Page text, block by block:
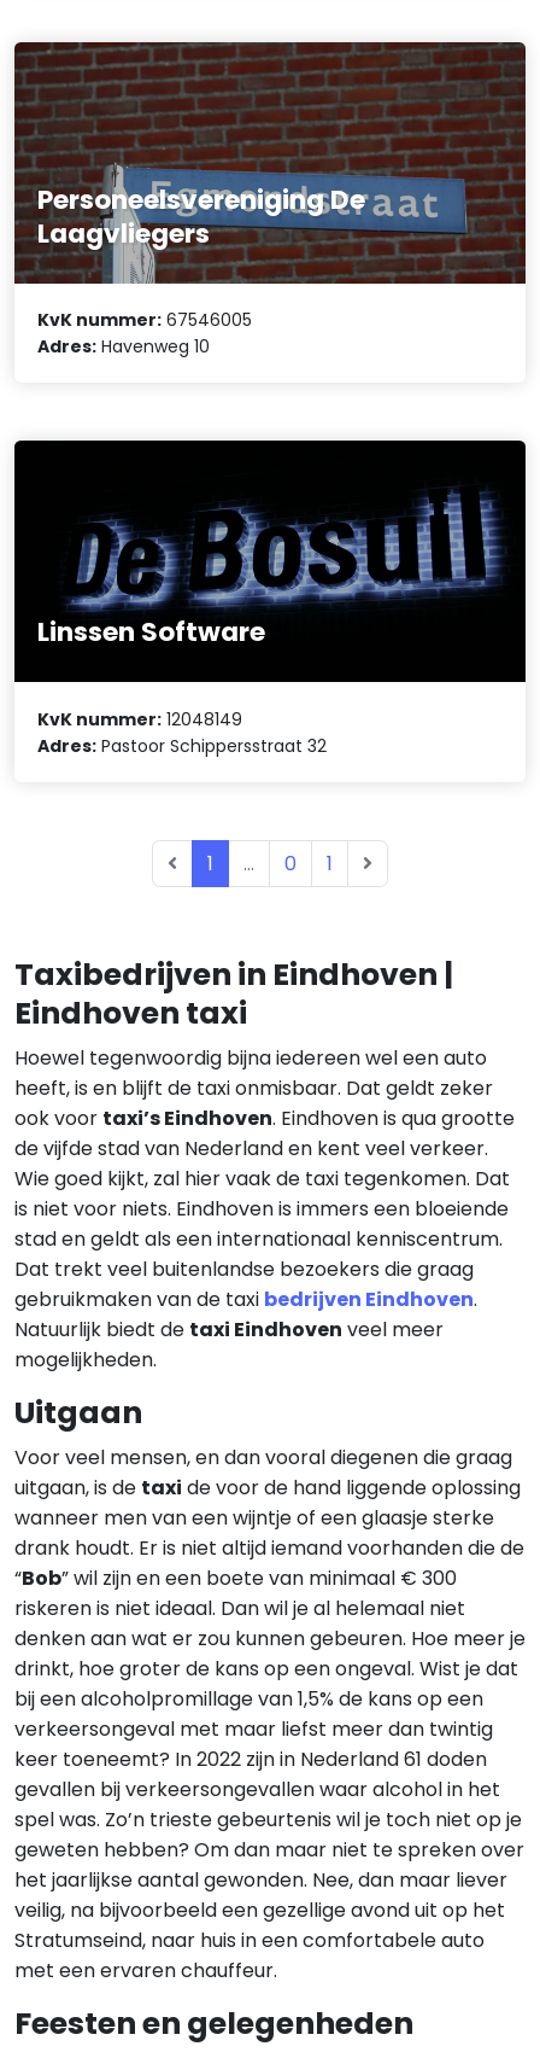
Personeelsvereniging De
Laagvliegers
KvK nummer: 67546005
Adres: Havenweg 10
Linssen Software
KvK nummer: 12048149
Adres: Pastoor Schippersstraat 32
1 ... 0 1
Taxibedrijven in Eindhoven |
Eindhoven taxi
Hoewel tegenwoordig bijna iedereen wel een auto
heeft, is en blijft de taxi onmisbaar. Dat geldt zeker
ook voor taxi’s Eindhoven. Eindhoven is qua grootte
de vijfde stad van Nederland en kent veel verkeer.
Wie goed kijkt, zal hier vaak de taxi tegenkomen. Dat
is niet voor niets. Eindhoven is immers een bloeiende
stad en geldt als een internationaal kenniscentrum.
Dat trekt veel buitenlandse bezoekers die graag
gebruikmaken van de taxi bedrijven Eindhoven.
Natuurlijk biedt de taxi Eindhoven veel meer
mogelijkheden.
Uitgaan
Voor veel mensen, en dan vooral diegenen die graag
uitgaan, is de taxi de voor de hand liggende oplossing
wanneer men van een wijntje of een glaasje sterke
drank houdt. Er is niet altijd iemand voorhanden die de
“Bob” wil zijn en een boete van minimaal € 300
riskeren is niet ideaal. Dan wil je al helemaal niet
denken aan wat er zou kunnen gebeuren. Hoe meer je
drinkt, hoe groter de kans op een ongeval. Wist je dat
bij een alcoholpromillage van 1,5% de kans op een
verkeersongeval met maar liefst meer dan twintig
keer toeneemt? In 2022 zijn in Nederland 61 doden
gevallen bij verkeersongevallen waar alcohol in het
spel was. Zo’n trieste gebeurtenis wil je toch niet op je
geweten hebben? Om dan maar niet te spreken over
het jaarlijkse aantal gewonden. Nee, dan maar liever
veilig, na bijvoorbeeld een gezellige avond uit op het
Stratumseind, naar huis in een comfortabele auto
met een ervaren chauffeur.
Feesten en gelegenheden